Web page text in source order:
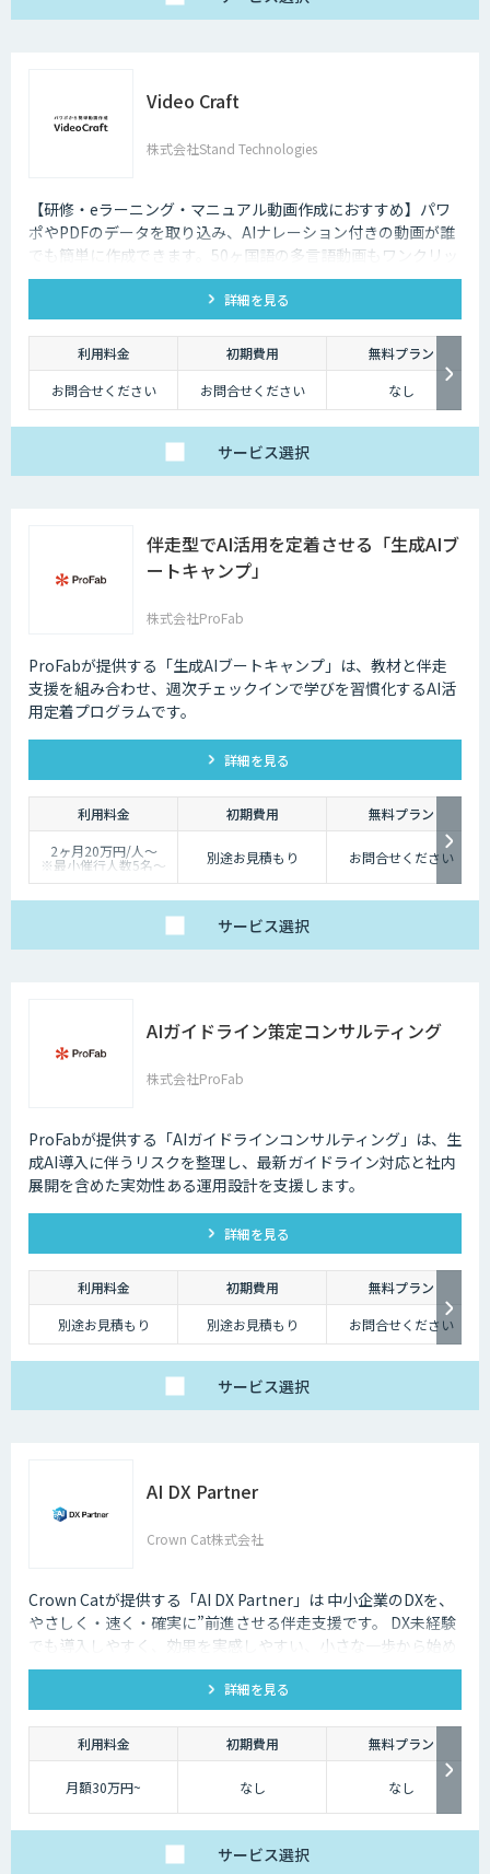
Video Craft
株式会社Stand Technologies
【研修・eラーニング・マニュアル動画作成におすすめ】パワ
ポやPDFのデータを取り込み、AIナレーション付きの動画が誰
でも簡単に作成できます。50ヶ国語の多言語動画もワンクリッ
クで作成できます。無料トライアルを実施中ですので、お気軽
詳細を見る
利用料金 初期費用
無料プラン
お問合せください
お問合せください なし
サービス選択
伴走型でAI活用を定着させる「生成AIブ
ートキャンプ」
株式会社ProFab
ProFabが提供する「生成AIブートキャンプ」は、教材と伴走
支援を組み合わせ、週次チェックインで学びを習慣化するAI活
用定着プログラムです。
詳細を見る
利用料金 初期費用
無料プラン
2ヶ月20万円/人〜
※最小催行人数5名〜
※対象ツールやカスタ
別途お見積もり お問合せください
サービス選択
AIガイドライン策定コンサルティング
株式会社ProFab
ProFabが提供する「AIガイドラインコンサルティング」は、生
成AI導入に伴うリスクを整理し、最新ガイドライン対応と社内
展開を含めた実効性ある運用設計を支援します。
詳細を見る
利用料金 初期費用
無料プラン
別途お見積もり
別途お見積もり お問合せください
サービス選択
AI DX Partner
Crown Cat株式会社
Crown Catが提供する「AI DX Partner」は 中小企業のDXを、
やさしく・速く・確実に”前進させる伴走支援です。 DX未経験
でも導入しやすく、効果を実感しやすい、小さな一歩から始め
るDX支援サービスです。 AI DX Partnerは、大手企業のDX支援
で培ったノウハウをベースに、 地方・中小企業のための“現実
的なDX”を設計・実装・運用まで一貫して支援いたします。 私
たちは、コンサル×開発×AIの力で、現場に寄り添った 『ちょ
うどいいDX』を実現します。
詳細を見る
利用料金 初期費用 無料プラン
月額30万円~ なし なし
サービス選択